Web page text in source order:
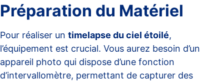
Préparation du Matériel
Pour réaliser un timelapse du ciel étoilé,
l’équipement est crucial. Vous aurez besoin d’un
appareil photo qui dispose d’une fonction
d’intervallomètre, permettant de capturer des